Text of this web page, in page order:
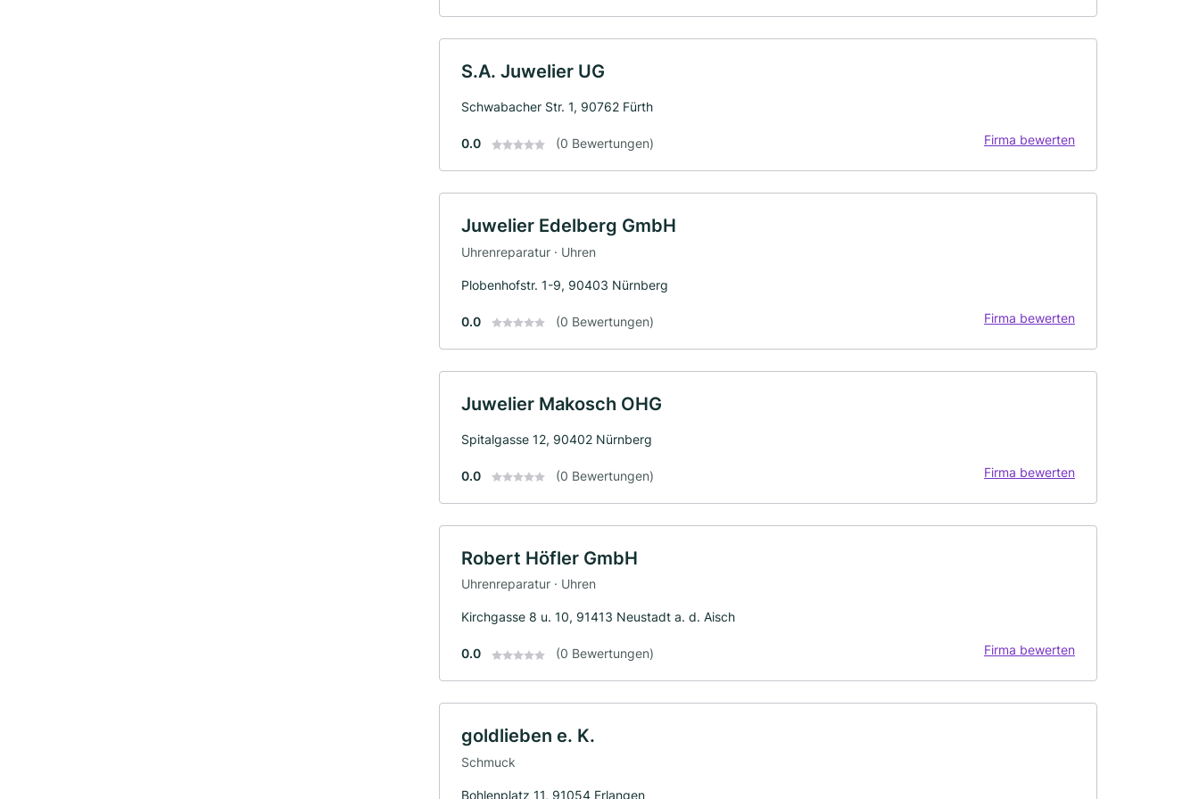
S.A. Juwelier UG
Schwabacher Str. 1, 90762 Fürth
0.0 (0 Bewertungen) Firma bewerten
Juwelier Edelberg GmbH
Uhrenreparatur · Uhren
Plobenhofstr. 1-9, 90403 Nürnberg
0.0 (0 Bewertungen) Firma bewerten
Juwelier Makosch OHG
Spitalgasse 12, 90402 Nürnberg
0.0 (0 Bewertungen) Firma bewerten
Robert Höfler GmbH
Uhrenreparatur · Uhren
Kirchgasse 8 u. 10, 91413 Neustadt a. d. Aisch
0.0 (0 Bewertungen) Firma bewerten
goldlieben e. K.
Schmuck
Bohlenplatz 11, 91054 Erlangen